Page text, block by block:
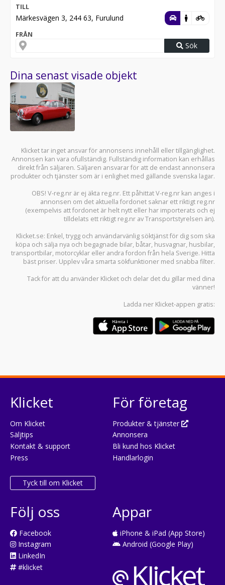
TILL
Märkesvägen 3, 244 63, Furulund
FRÅN
Sök
Dina senast visade objekt
Klicket tar inget ansvar för annonsens innehåll eller tillgänglighet.
Annonsen kan vara ofullständig. Fullständig information kan erhållas
direkt från säljaren. Säljaren ansvarar för att de endast annonsera
produkter och tjänster som är i enlighet med gällande svenska lagar.
OBS! V-reg.nr är ej äkta reg.nr. Ett påhittat V-reg.nr kan anges i
annonsen om det aktuella fordonet saknar ett riktigt reg.nr
(exempelvis att fordonet är helt nytt eller har importerats och ej
tilldelats ett riktigt reg.nr av Transportstyrelsen än).
Klicket.se: Enkel, trygg och användarvänlig söktjänst för dig som ska
köpa och sälja nya och begagnade bilar, båtar, husvagnar, husbilar,
transportbilar, motorcyklar eller andra fordon från hela Sverige. Hitta
bäst priser. Upplev våra smarta sökfunktioner med snabba filter.
Tack för att du använder Klicket och delar det du gillar med dina
vänner!
Ladda ner Klicket-appen gratis:
Klicket
Om Klicket
Säljtips
Kontakt & support
Press
Tyck till om Klicket
För företag
Produkter & tjänster
Annonsera
Bli kund hos Klicket
Handlarlogin
Följ oss
Facebook
Instagram
LinkedIn
#klicket
Appar
iPhone & iPad (App Store)
Android (Google Play)